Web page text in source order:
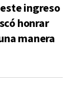
ingreso
honrar
manera